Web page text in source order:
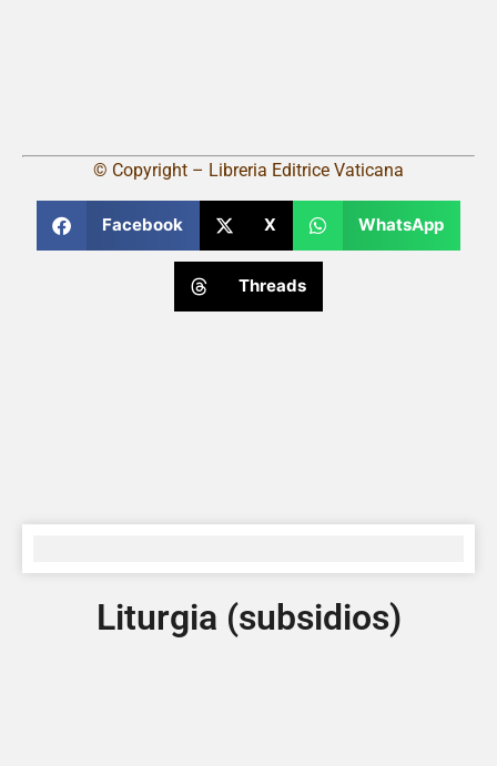
© Copyright – Libreria Editrice Vaticana
Facebook X WhatsApp
Threads
Liturgia (subsidios)